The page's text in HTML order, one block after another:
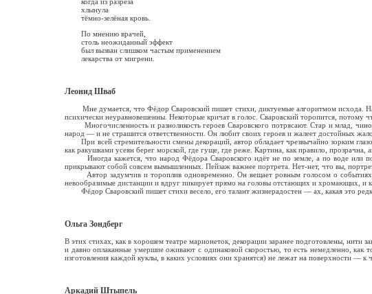
хлынула
тёмно-зелёная кровь.
По мнению врачей,
столь неожиданный эффект
был вызван слишком частым применением
лекарства от мигрени.
Леонид Шваб
Мне думается, что Фёдор Сваровский пишет стихи, диктуемые алгоритмом исхода.
психически неуравновешенны. Некоторые кричат в голос. Сваровский торопится,
Многочисленность и разноликость героев Сваровского потрясают. Стар и млад,
народ — и не страшится ответственности. Он любит своих героев и жалеет достойных
При всей стремительности смены декораций, автор обладает чрезвычайно зорким
как ракушками усеян берег морской, где гуще, где реже. Картина, как правило, прозрачна,
Иногда кажется, что народ Фёдора Сваровского идёт не по земле, а по воде или по
прикрывают собой совсем вымышленных. Пейзаж важнее портрета. Нет-нет, что вы,
Автор задумчив и тороплив одновременно. Он вещает ровным голосом о событиях и
невообразимые дистанции и вдруг пикирует прямо на головы отстающих и хромающих, и
Фёдор Сваровский пишет стихи весело, его талант жизнерадостен — ах, какая это
Ольга Зондберг
В этих стихах, как в хорошем театре марионеток, декорации заранее подготовлены,
и давно оплаканные умершие оживают с одинаковой скоростью, то есть немедленно,
изготовления каждой куклы, в каких условиях они хранятся) не лежат на поверхности — к
Аркадий Штыпель